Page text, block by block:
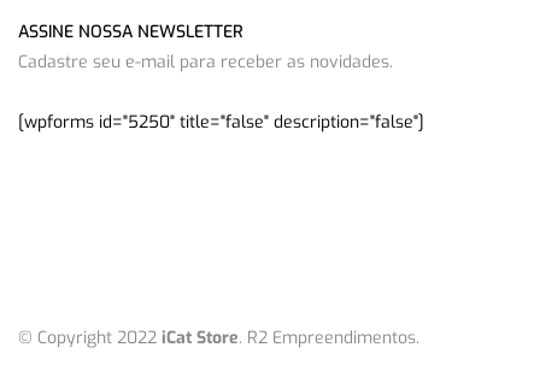
ASSINE NOSSA NEWSLETTER
Cadastre seu e-mail para receber as novidades.
[wpforms id="5250" title="false" description="false"]
© Copyright 2022 iCat Store. R2 Empreendimentos.